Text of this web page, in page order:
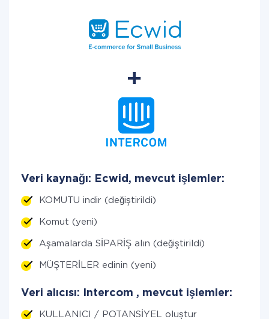
Veri kaynağı: Ecwid, mevcut işlemler:
KOMUTU indir (değiştirildi)
Komut (yeni)
Aşamalarda SİPARİŞ alın (değiştirildi)
MÜŞTERİLER edinin (yeni)
Veri alıcısı: Intercom , mevcut işlemler:
KULLANICI / POTANSİYEL oluştur